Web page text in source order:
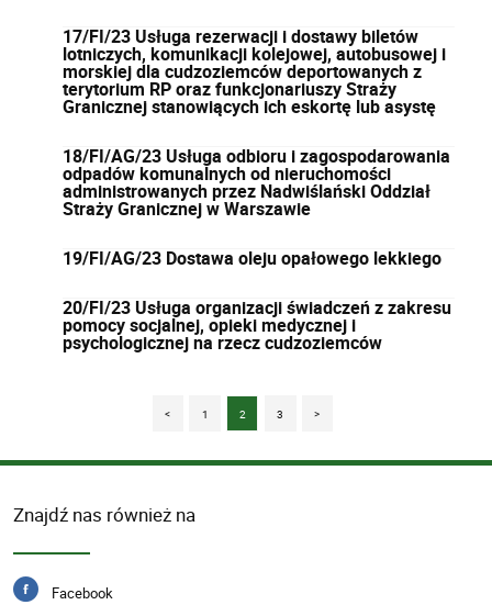
17/FI/23 Usługa rezerwacji i dostawy biletów
lotniczych, komunikacji kolejowej, autobusowej i
morskiej dla cudzoziemców deportowanych z
terytorium RP oraz funkcjonariuszy Straży
Granicznej stanowiących ich eskortę lub asystę
18/FI/AG/23 Usługa odbioru i zagospodarowania
odpadów komunalnych od nieruchomości
administrowanych przez Nadwiślański Oddział
Straży Granicznej w Warszawie
19/FI/AG/23 Dostawa oleju opałowego lekkiego
20/FI/23 Usługa organizacji świadczeń z zakresu
pomocy socjalnej, opieki medycznej i
psychologicznej na rzecz cudzoziemców
< 1 2 3 >
Znajdź nas również na
Facebook